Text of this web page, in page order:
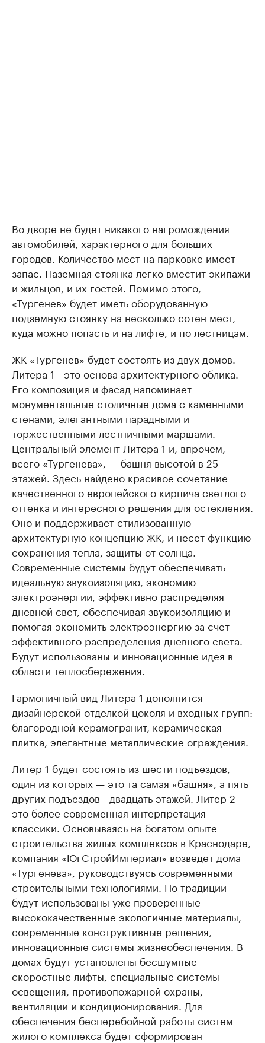
Во дворе не будет никакого нагромождения
автомобилей, характерного для больших
городов. Количество мест на парковке имеет
запас. Наземная стоянка легко вместит экипажи
и жильцов, и их гостей. Помимо этого,
«Тургенев» будет иметь оборудованную
подземную стоянку на несколько сотен мест,
куда можно попасть и на лифте, и по лестницам.
ЖК «Тургенев» будет состоять из двух домов.
Литера 1 - это основа архитектурного облика.
Его композиция и фасад напоминает
монументальные столичные дома с каменными
стенами, элегантными парадными и
торжественными лестничными маршами.
Центральный элемент Литера 1 и, впрочем,
всего «Тургенева», — башня высотой в 25
этажей. Здесь найдено красивое сочетание
качественного европейского кирпича светлого
оттенка и интересного решения для остекления.
Оно и поддерживает стилизованную
архитектурную концепцию ЖК, и несет функцию
сохранения тепла, защиты от солнца.
Современные системы будут обеспечивать
идеальную звукоизоляцию, экономию
электроэнергии, эффективно распределяя
дневной свет, обеспечивая звукоизоляцию и
помогая экономить электроэнергию за счет
эффективного распределения дневного света.
Будут использованы и инновационные идея в
области теплосбережения.
Гармоничный вид Литера 1 дополнится
дизайнерской отделкой цоколя и входных групп:
благородной керамогранит, керамическая
плитка, элегантные металлические ограждения.
Литер 1 будет состоять из шести подъездов,
один из которых — это та самая «башня», а пять
других подъездов - двадцать этажей. Литер 2 —
это более современная интерпретация
классики. Основываясь на богатом опыте
строительства жилых комплексов в Краснодаре,
компания «ЮгСтройИмпериал» возведет дома
«Тургенева», руководствуясь современными
строительными технологиями. По традиции
будут использованы уже проверенные
высококачественные экологичные материалы,
современные конструктивные решения,
инновационные системы жизнеобеспечения. В
домах будут установлены бесшумные
скоростные лифты, специальные системы
освещения, противопожарной охраны,
вентиляции и кондиционирования. Для
обеспечения бесперебойной работы систем
жилого комплекса будет сформирован